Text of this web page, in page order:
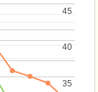
35
35
40
40
45
45